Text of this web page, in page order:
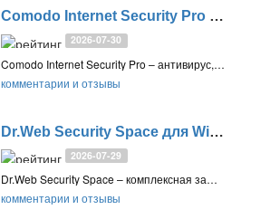
Comodo Internet Security Pro
2026-07-30
Comodo Internet Security Pro – антивирус, фаервол с контент-фильтром, мощная система EDR и виртуальная среда для безопасного интернет-банкинга. Комплексная защита от онлайн-угроз, атак нулевого дняв, шпионского ПО и хакеров, а также вредоносных веб-сайтов
комментарии и отзывы
Dr.Web Security Space для Windows
2026-07-29
Dr.Web Security Space – комплексная защита от всех видов интернет-угроз. Антивирус, фаервол, превентивная защита, антиспам, веб-антивирус SpIDer Gate, защита данных и информации, родительский контроль
комментарии и отзывы